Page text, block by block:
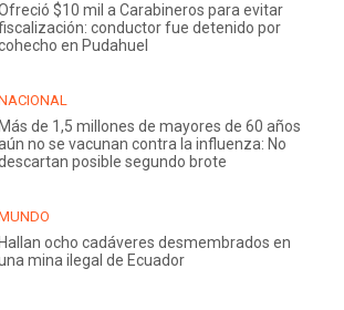
$10 mil a Carabineros para evitar
conductor fue detenido por
en Pudahuel
Más de 1,5 millones de mayores de 60 años
no se vacunan contra la influenza: No
posible segundo brote
Hallan ocho cadáveres desmembrados en
mina ilegal de Ecuador